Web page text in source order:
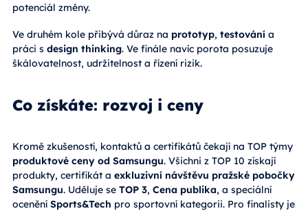
potenciál změny.
Ve druhém kole přibývá důraz na prototyp, testování a
práci s design thinking. Ve finále navíc porota posuzuje
škálovatelnost, udržitelnost a řízení rizik.
Co získáte: rozvoj i ceny
Kromě zkušeností, kontaktů a certifikátů čekají na TOP týmy
produktové ceny od Samsungu. Všichni z TOP 10 získají
produkty, certifikát a exkluzivní návštěvu pražské pobočky
Samsungu. Uděluje se TOP 3, Cena publika, a speciální
ocenění Sports&Tech pro sportovní kategorii. Pro finalisty je